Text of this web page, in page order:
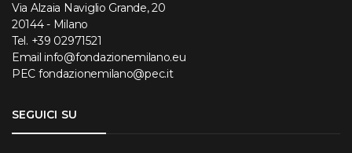
Via Alzaia Naviglio Grande, 20
20144 - Milano
Tel. +39 02971521
Email info@fondazionemilano.eu
PEC fondazionemilano@pec.it
SEGUICI SU